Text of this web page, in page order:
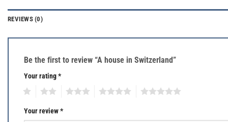
REVIEWS (0)
Be the first to review “A house in Switzerland”
Your rating*
Your review*